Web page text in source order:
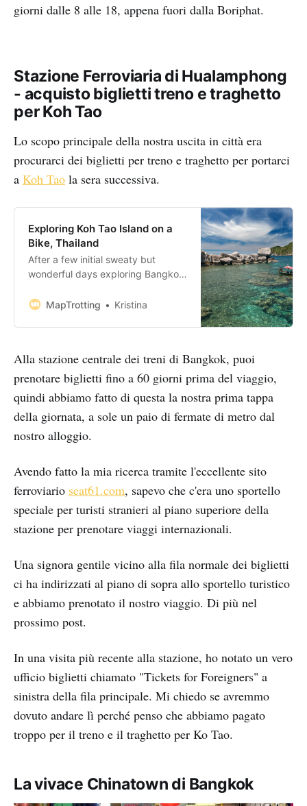
giorni dalle 8 alle 18, appena fuori dalla Boriphat.
Stazione Ferroviaria di Hualamphong
- acquisto biglietti treno e traghetto
per Koh Tao
Lo scopo principale della nostra uscita in città era
procurarci dei biglietti per treno e traghetto per portarci
a Koh Tao la sera successiva.
Exploring Koh Tao Island on a
Bike, Thailand
After a few initial sweaty but
wonderful days exploring Bangkok,
head to the coast for some relaxing
our true SE Asia odyssey than on
see every time you Google
‘Thailand’, so after
MapTrotting Kristina
Alla stazione centrale dei treni di Bangkok, puoi
prenotare biglietti fino a 60 giorni prima del viaggio,
quindi abbiamo fatto di questa la nostra prima tappa
della giornata, a sole un paio di fermate di metro dal
nostro alloggio.
Avendo fatto la mia ricerca tramite l'eccellente sito
ferroviario seat61.com, sapevo che c'era uno sportello
speciale per turisti stranieri al piano superiore della
stazione per prenotare viaggi internazionali.
Una signora gentile vicino alla fila normale dei biglietti
ci ha indirizzati al piano di sopra allo sportello turistico
e abbiamo prenotato il nostro viaggio. Di più nel
prossimo post.
In una visita più recente alla stazione, ho notato un vero
ufficio biglietti chiamato "Tickets for Foreigners" a
sinistra della fila principale. Mi chiedo se avremmo
dovuto andare lì perché penso che abbiamo pagato
troppo per il treno e il traghetto per Ko Tao.
La vivace Chinatown di Bangkok